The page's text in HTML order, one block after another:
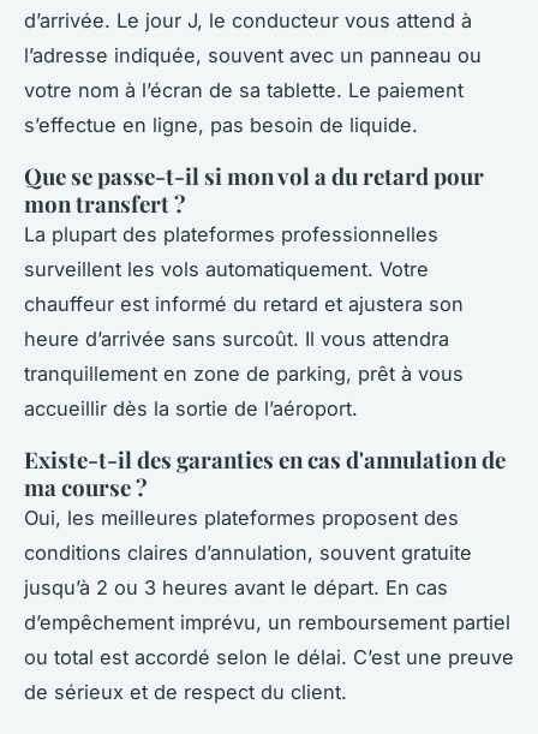
d’arrivée. Le jour J, le conducteur vous attend à
l’adresse indiquée, souvent avec un panneau ou
votre nom à l’écran de sa tablette. Le paiement
s’effectue en ligne, pas besoin de liquide.
Que se passe-t-il si mon vol a du retard pour
mon transfert ?
La plupart des plateformes professionnelles
surveillent les vols automatiquement. Votre
chauffeur est informé du retard et ajustera son
heure d’arrivée sans surcoût. Il vous attendra
tranquillement en zone de parking, prêt à vous
accueillir dès la sortie de l’aéroport.
Existe-t-il des garanties en cas d'annulation de
ma course ?
Oui, les meilleures plateformes proposent des
conditions claires d’annulation, souvent gratuite
jusqu’à 2 ou 3 heures avant le départ. En cas
d’empêchement imprévu, un remboursement partiel
ou total est accordé selon le délai. C’est une preuve
de sérieux et de respect du client.